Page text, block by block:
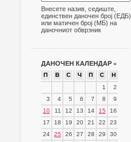
Внесете назив, седиште,
единствен даночен број (ЕДБ)
или матичен број (МБ) на
даночниот обврзник
ДАНОЧЕН КАЛЕНДАР »
П В С Ч П С
Н
1
2
3
4 5 6 7 8
9
10
11 12 13 14 15
16
17
18 19 20 21 22
23
24
25 26 27 28 29
30